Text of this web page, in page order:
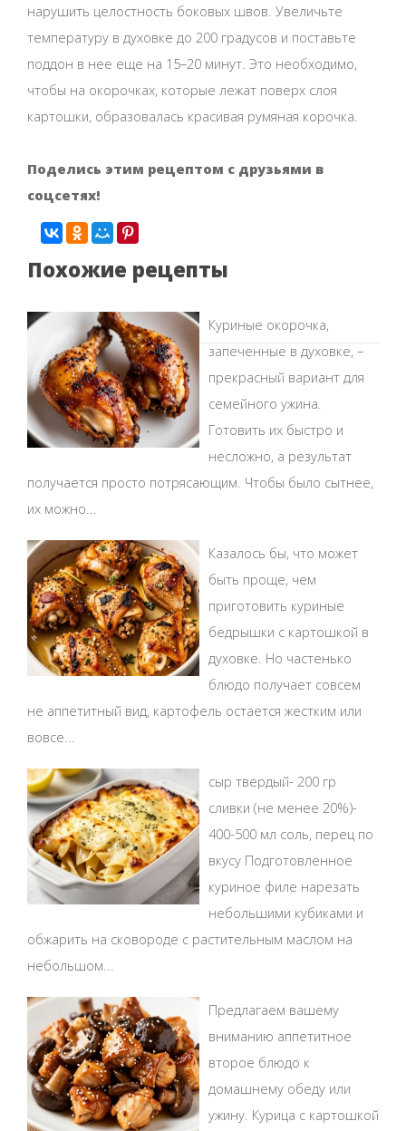
нарушить целостность боковых швов. Увеличьте
температуру в духовке до 200 градусов и поставьте
поддон в нее еще на 15–20 минут. Это необходимо,
чтобы на окорочках, которые лежат поверх слоя
картошки, образовалась красивая румяная корочка.
Поделись этим рецептом с друзьями в
соцсетях!
Похожие рецепты
Куриные окорочка,
запеченные в духовке, –
прекрасный вариант для
семейного ужина.
Готовить их быстро и
несложно, а результат
получается просто потрясающим. Чтобы было сытнее,
их можно...
Казалось бы, что может
быть проще, чем
приготовить куриные
бедрышки с картошкой в
духовке. Но частенько
блюдо получает совсем
не аппетитный вид, картофель остается жестким или
вовсе...
сыр твердый- 200 гр
сливки (не менее 20%)-
400-500 мл соль, перец по
вкусу Подготовленное
куриное филе нарезать
небольшими кубиками и
обжарить на сковороде с растительным маслом на
небольшом...
Предлагаем вашему
вниманию аппетитное
второе блюдо к
домашнему обеду или
ужину. Курица с картошкой